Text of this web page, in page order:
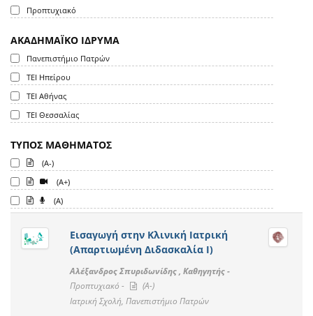
Προπτυχιακό
ΑΚΑΔΗΜΑΪΚΟ ΙΔΡΥΜΑ
Πανεπιστήμιο Πατρών
ΤΕΙ Ηπείρου
ΤΕΙ Αθήνας
ΤΕΙ Θεσσαλίας
ΤΥΠΟΣ ΜΑΘΗΜΑΤΟΣ
(A-)
(A+)
(A)
Εισαγωγή στην Κλινική Ιατρική
(Απαρτιωμένη Διδασκαλία Ι)
Αλέξανδρος Σπυριδωνίδης , Καθηγητής -
Προπτυχιακό -
(A-)
Ιατρική Σχολή, Πανεπιστήμιο Πατρών